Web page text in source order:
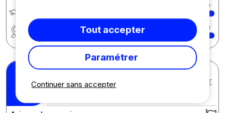
10
10
10
Posté le 27/08/2024
Séjour : 20/08/2024 -
Continuer sans accepter
Tout accepter
Paramétrer